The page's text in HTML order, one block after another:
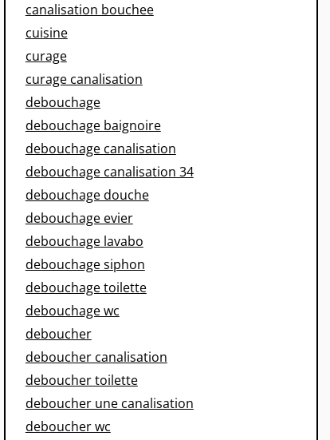
canalisation bouchee
cuisine
curage
curage canalisation
debouchage
debouchage baignoire
debouchage canalisation
debouchage canalisation 34
debouchage douche
debouchage evier
debouchage lavabo
debouchage siphon
debouchage toilette
debouchage wc
deboucher
deboucher canalisation
deboucher toilette
deboucher une canalisation
deboucher wc